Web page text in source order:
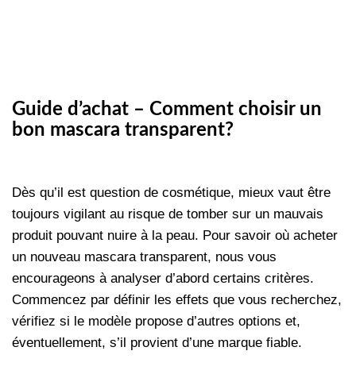
Guide d’achat – Comment choisir un
bon mascara transparent?
Dès qu’il est question de cosmétique, mieux vaut être
toujours vigilant au risque de tomber sur un mauvais
produit pouvant nuire à la peau. Pour savoir où acheter
un nouveau mascaratransparent, nous vous
encourageons à analyser d’abord certains critères.
Commencez par définir les effets que vous recherchez,
vérifiez si le modèle propose d’autres options et,
éventuellement, s’il provient d’une marque fiable.